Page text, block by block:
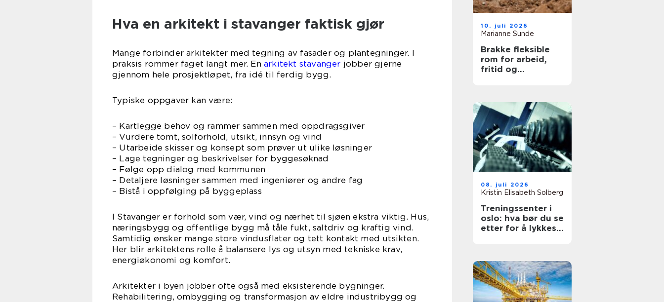
Hva en arkitekt i stavanger faktisk gjør
Mange forbinder arkitekter med tegning av fasader og plantegninger. I
praksis rommer faget langt mer. Enarkitekt stavanger jobber gjerne
gjennom hele prosjektløpet, fra idé til ferdig bygg.
Typiske oppgaver kan være:
– Kartlegge behov og rammer sammen med oppdragsgiver
– Vurdere tomt, solforhold, utsikt, innsyn og vind
– Utarbeide skisser og konsept som prøver ut ulike løsninger
– Lage tegninger og beskrivelser for byggesøknad
– Følge opp dialog med kommunen
– Detaljere løsninger sammen med ingeniører og andre fag
– Bistå i oppfølging på byggeplass
I Stavanger er forhold som vær, vind og nærhet til sjøen ekstra viktig. Hus,
næringsbygg og offentlige bygg må tåle fukt, saltdriv og kraftig vind.
Samtidig ønsker mange store vindusflater og tett kontakt med utsikten.
Her blir arkitektens rolle å balansere lys og utsyn med tekniske krav,
energiøkonomi og komfort.
Arkitekter i byen jobber ofte også med eksisterende bygninger.
Rehabilitering, ombygging og transformasjon av eldre industribygg og
10. juli 2026
Marianne Sunde
Brakke fleksible
rom for arbeid,
fritid og
08. juli 2026
Kristin Elisabeth Solberg
Treningssenter i
oslo: hva bør du se
etter for å lykkes